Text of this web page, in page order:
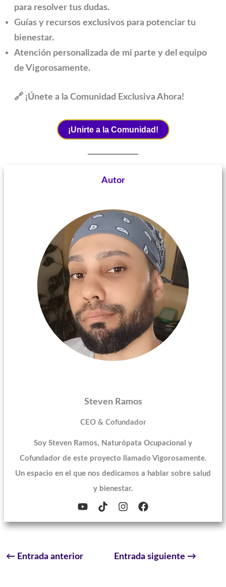
para resolver tus dudas.
Guías y recursos exclusivos para potenciar tu
bienestar.
Atención personalizada de mi parte y del equipo
de Vigorosamente.
🔗 ¡Únete a la Comunidad Exclusiva Ahora!
¡Unirte a la Comunidad!
Autor
Steven Ramos
CEO & Cofundador
Soy Steven Ramos, Naturópata Ocupacional y
Cofundador de este proyecto llamado Vigorosamente.
Un espacio en el que nos dedicamos a hablar sobre salud
y bienestar.
← Entrada anterior Entrada siguiente →